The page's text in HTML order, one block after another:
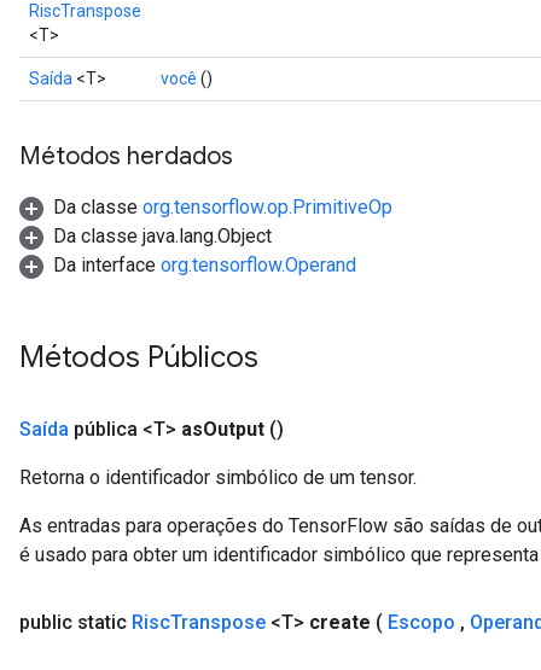
RiscTranspose
<T>
Saída <T> você ()
Métodos herdados
Da classe org.tensorflow.op.PrimitiveOp
Da classe java.lang.Object
Da interface org.tensorflow.Operand
Métodos Públicos
Saída pública <T> asOutput ()
Retorna o identificador simbólico de um tensor.
As entradas para operações do TensorFlow são saídas de
é usado para obter um identificador simbólico que
public static RiscTranspose <T> create ( Escopo ,